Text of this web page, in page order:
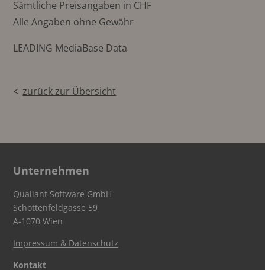
Sämtliche Preisangaben in CHF
Alle Angaben ohne Gewähr
LEADING MediaBase Data
zurück zur Übersicht
Unternehmen
Qualiant Software GmbH
Schottenfeldgasse 59
A-1070 Wien
Impressum & Datenschutz
Kontakt